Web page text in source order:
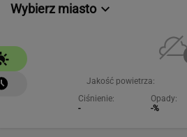
Wybierz miasto
Jakość powietrza:
Ciśnienie:
-
Opady:
-%